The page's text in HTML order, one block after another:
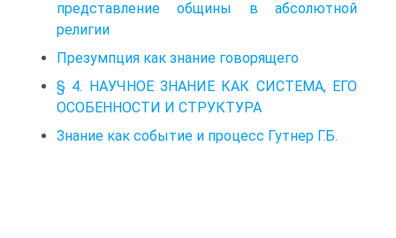
представление общины в абсолютной
религии
Презумпция как знание говорящего
§ 4. НАУЧНОЕ ЗНАНИЕ КАК СИСТЕМА, ЕГО
ОСОБЕННОСТИ И СТРУКТУРА
Знание как событие и процесс Гутнер Г.Б.